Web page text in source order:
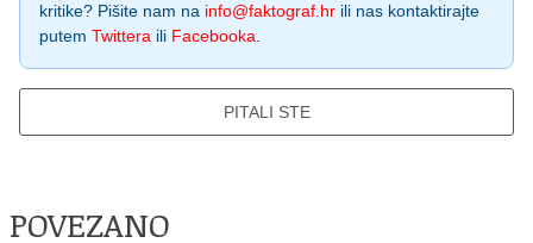
kritike? Pišite nam na info@faktograf.hr ili nas kontaktirajte
putem Twittera ili Facebooka
PITALI STE
POVEZANO